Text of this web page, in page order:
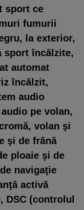
sport ce
fumurii
la exterior,
sport încălzite,
automat
încălzit,
audio
pe volan,
volan şi
şi de frână
ploaie şi de
navigaţie
activă
DSC (controlul